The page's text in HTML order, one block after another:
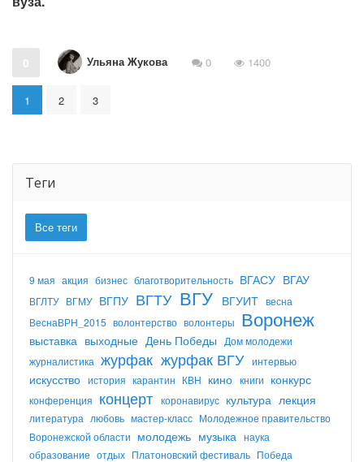
0 Ульяна Жукова 0 1400
1 2 3
Теги
Все теги
9 мая акция бизнес благотворительность ВГАСУ ВГАУ
ВГЛТУ ВГМУ ВГПУ ВГТУ ВГУ ВГУИТ весна
ВеснаВРН_2015 волонтерство волонтеры Воронеж
выставка выходные День Победы
Дом молодежи
журналистика журфак журфак ВГУ интервью
искусство история карантин КВН кино книги конкурс
конференция концерт коронавирус культура лекция
литература любовь мастер-класс Молодежное правительство
Воронежской области молодежь музыка наука
образование отдых Платоновский фестиваль Победа